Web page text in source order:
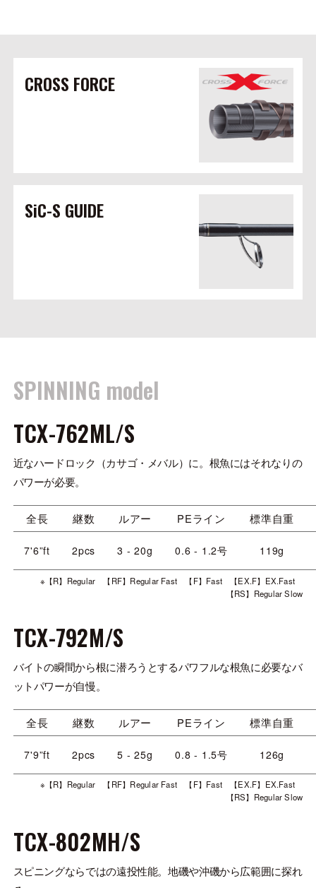
CROSS FORCE
SiC-S GUIDE
SPINNING model
TCX-762ML/S
近なハードロック（カサゴ・メバル）に。根魚にはそれなりの
パワーが必要。
全長 継数 ルアー PEライン 標準自重
7'6”ft 2pcs 3 - 20g 0.6 - 1.2号 119g
※【R】Regular 【RF】Regular Fast 【F】Fast 【EX.F】EX.Fast
【RS】Regular Slow
TCX-792M/S
バイトの瞬間から根に潜ろうとするパワフルな根魚に必要なバ
ットパワーが自慢。
全長 継数 ルアー PEライン 標準自重
7'9”ft 2pcs 5 - 25g 0.8 - 1.5号 126g
※【R】Regular 【RF】Regular Fast 【F】Fast 【EX.F】EX.Fast
【RS】Regular Slow
TCX-802MH/S
スピニングならではの遠投性能。地磯や沖磯から広範囲に探れ